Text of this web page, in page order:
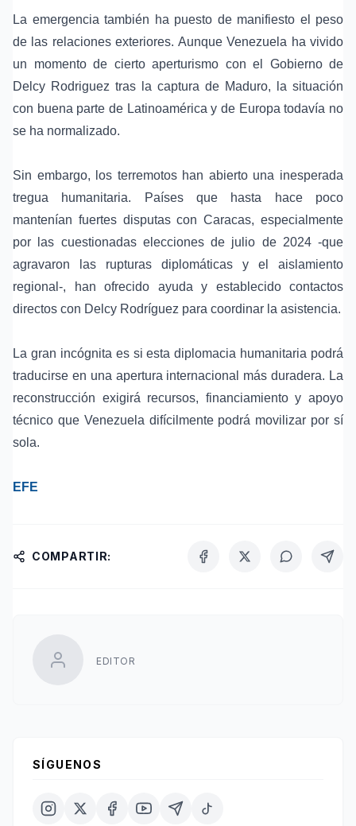
La emergencia también ha puesto de manifiesto el peso
de las relaciones exteriores. Aunque Venezuela ha vivido
un momento de cierto aperturismo con el Gobierno de
Delcy Rodriguez tras la captura de Maduro, la situación
con buena parte de Latinoamérica y de Europa todavía no
se ha normalizado.
Sin embargo, los terremotos han abierto una inesperada
tregua humanitaria. Países que hasta hace poco
mantenían fuertes disputas con Caracas, especialmente
por las cuestionadas elecciones de julio de 2024 -que
agravaron las rupturas diplomáticas y el aislamiento
regional-, han ofrecido ayuda y establecido contactos
directos con Delcy Rodríguez para coordinar la asistencia.
La gran incógnita es si esta diplomacia humanitaria podrá
traducirse en una apertura internacional más duradera. La
reconstrucción exigirá recursos, financiamiento y apoyo
técnico que Venezuela difícilmente podrá movilizar por sí
sola.
EFE
COMPARTIR:
EDITOR
SÍGUENOS